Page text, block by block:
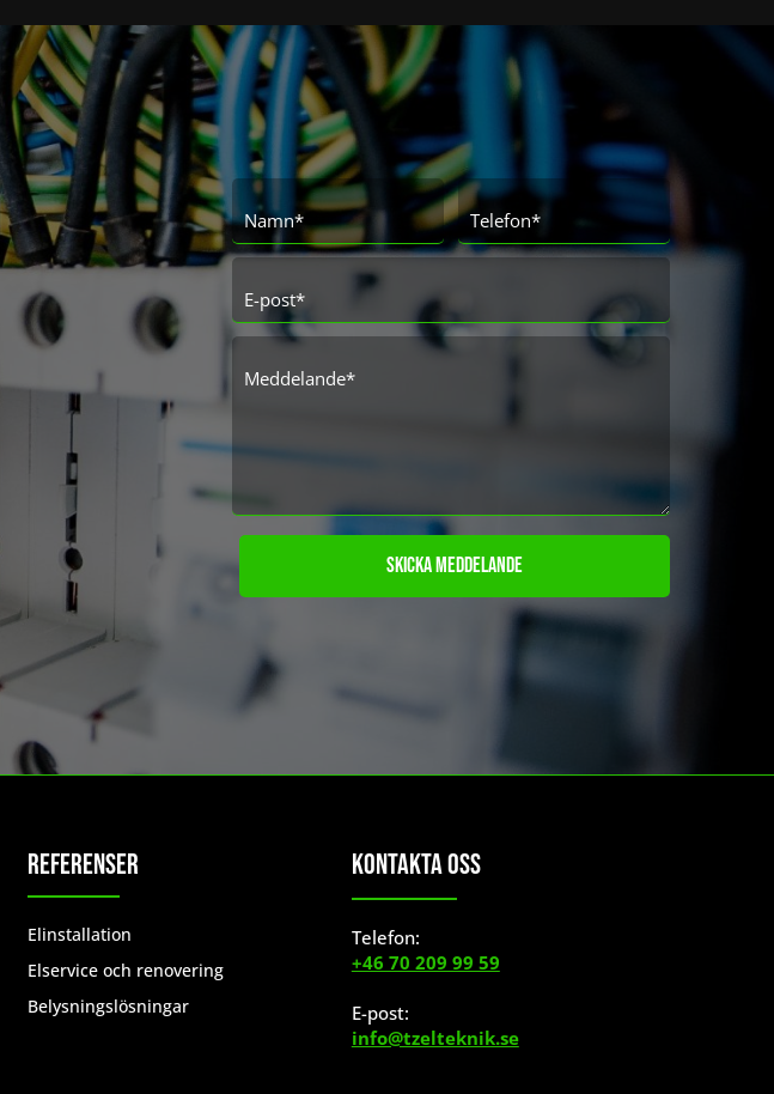
Skicka meddelande
Referenser
Elinstallation
Elservice och renovering
Belysningslösningar
Kontakta Oss
Telefon:
+46 70 209 99 59
E-post:
info@tzelteknik.se